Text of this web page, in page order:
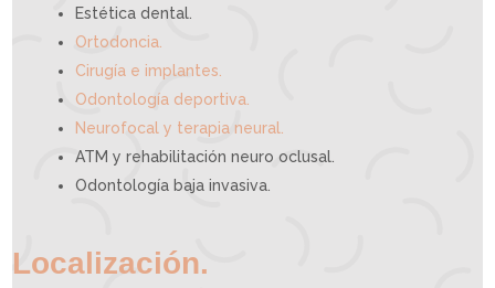
Estética dental.
Ortodoncia.
Cirugía e implantes.
Odontología deportiva.
Neurofocal y terapia neural.
ATM y rehabilitación neuro oclusal.
Odontología baja invasiva.
Localización.